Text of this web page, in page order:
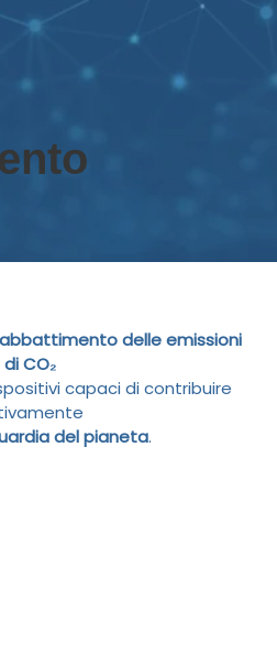
delle emissioni
di CO₂
capaci di contribuire
del pianeta.